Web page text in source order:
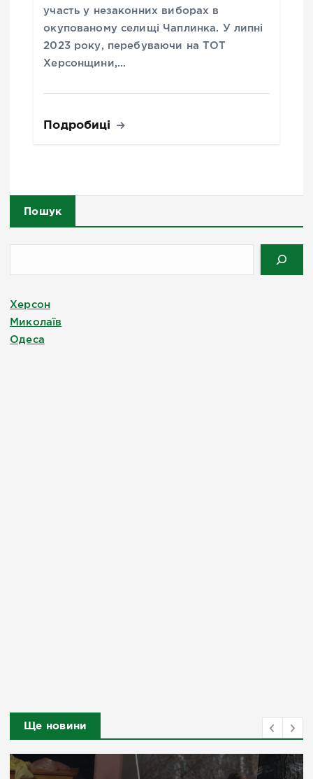
участь у незаконних виборах в
окупованому селищі Чаплинка. У липні
2023 року, перебуваючи на ТОТ
Херсонщини,…
Подробиці
Пошук
Херсон
Миколаїв
Одеса
Ще новини